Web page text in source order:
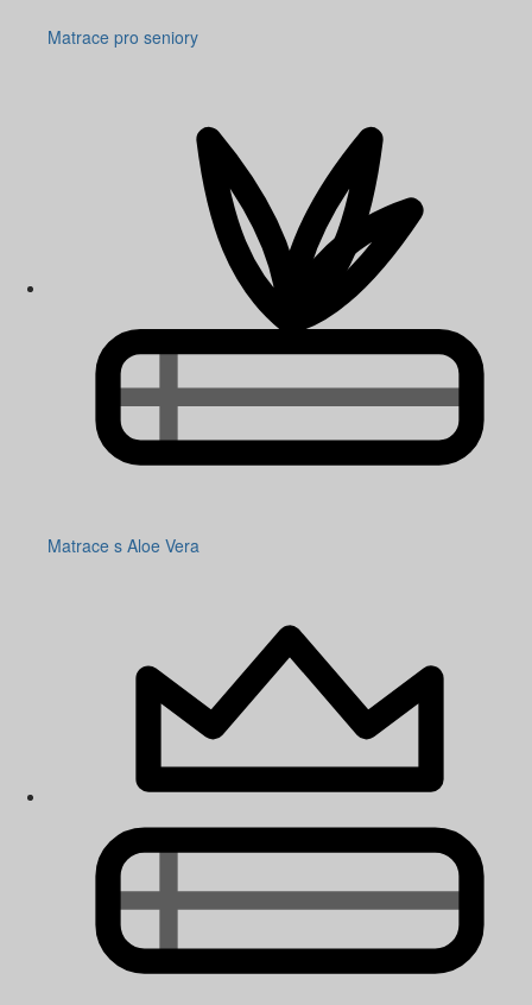
Matrace pro seniory
Matrace s Aloe Vera